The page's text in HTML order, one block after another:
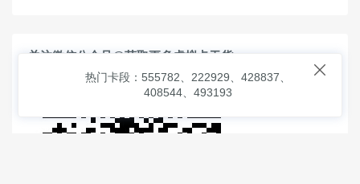
关注微信公众号@获取更多虚拟卡干货

热门卡段：555782、222929、428837、
408544、493193